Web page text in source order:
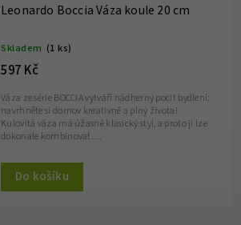
Leonardo Boccia Váza koule 20 cm
Skladem (1 ks)
597 Kč
Do košíku
Váza ze série BOCCIA vytváří nádherný pocit bydlení:
navrhněte si domov kreativně a plný života!
Kulovitá váza má úžasně klasický styl, a proto ji lze
dokonale kombinovat....